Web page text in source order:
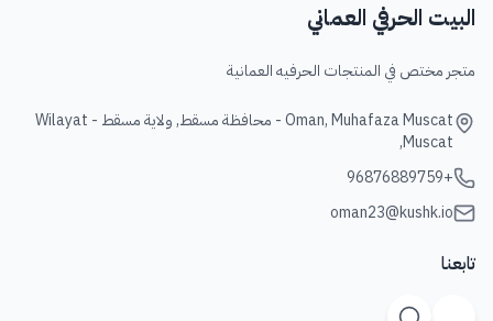
البيت الحرفي العماني
متجر مختص في المنتجات الحرفيه العمانية
Oman, Muhafaza Muscat - محافظة مسقط, ولاية مسقط - Wilayat
Muscat,
+96876889759
oman23@kushk.io
تابعنا